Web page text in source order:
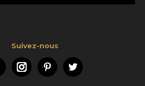
Suivez-nous
FacebookInstagramPinterestTwitter